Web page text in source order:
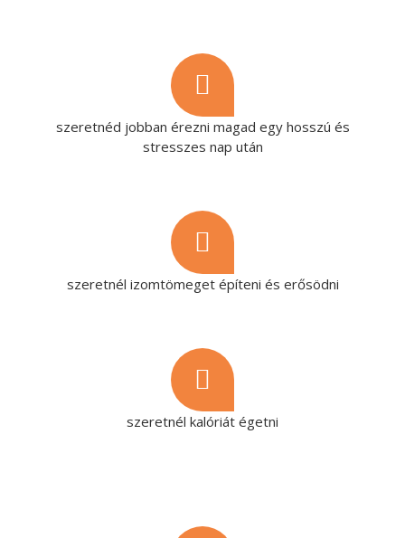
szeretnéd jobban érezni magad egy hosszú és
stresszes nap után
szeretnél izomtömeget építeni és erősödni
szeretnél kalóriát égetni